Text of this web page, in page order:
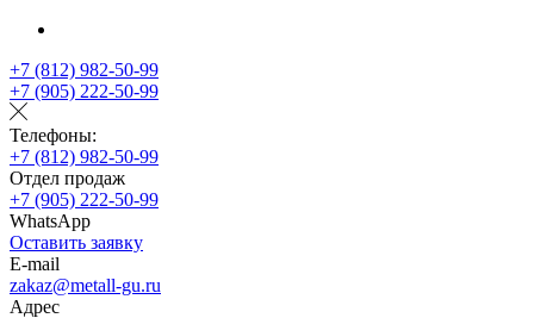
+7 (812) 982-50-99
+7 (905) 222-50-99
Телефоны:
+7 (812) 982-50-99
Отдел продаж
+7 (905) 222-50-99
WhatsApp
Оставить заявку
E-mail
zakaz@metall-gu.ru
Адрес